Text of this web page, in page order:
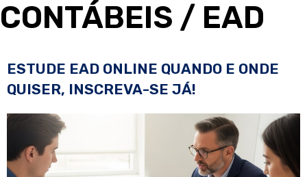
CONTÁBEIS / EAD
ESTUDE EAD ONLINE QUANDO E ONDE
QUISER, INSCREVA-SE JÁ!